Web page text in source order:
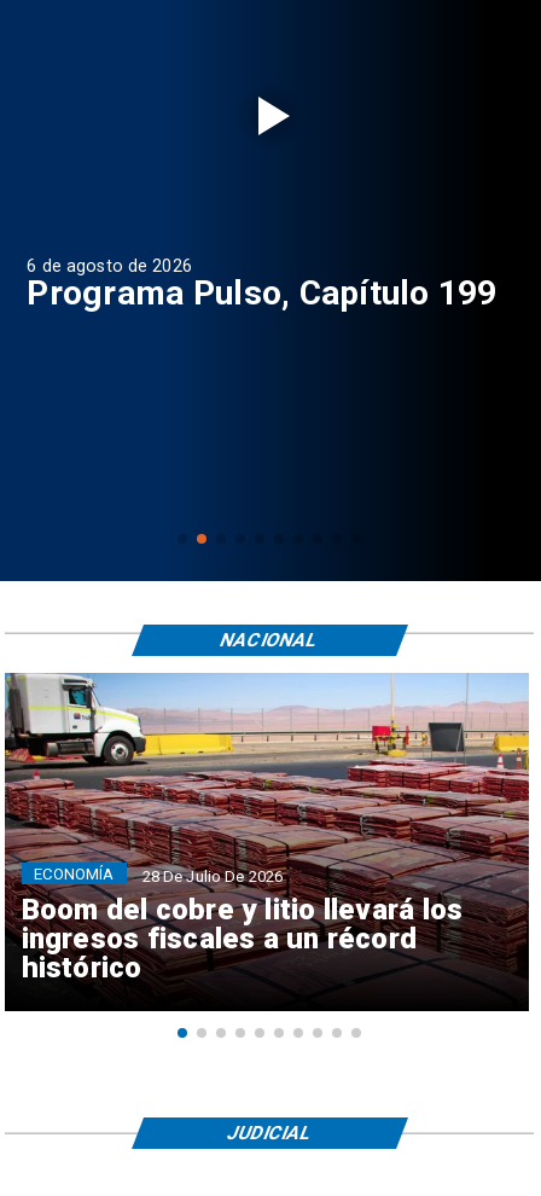
6 de agosto de 2026
Programa Pulso, Capítulo 199
Boom del cobre y litio llevará los
ingresos fiscales a un récord
histórico
ECONOMÍA 28 De Julio De 2026
NACIONAL
JUDICIAL